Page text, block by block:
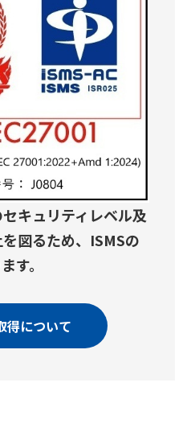
キュリティレベル及
図るため、ISMSの
す。
得について